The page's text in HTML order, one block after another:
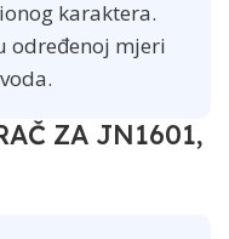
karaktera.
određenoj mjeri
ZA JN1601,